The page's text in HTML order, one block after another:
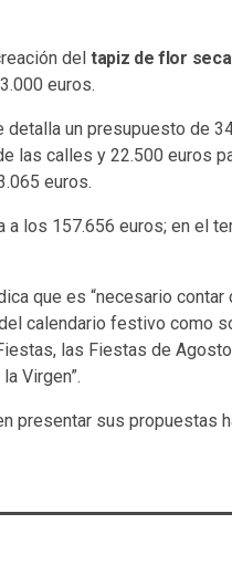
del tapiz de flor
euros.
detalla un presupuesto de
las calles y 22.500 euros
euros.
a los 157.656 euros; en el
que es “necesario
calendario festivo como
las Fiestas de
Virgen”.
presentar sus propuestas